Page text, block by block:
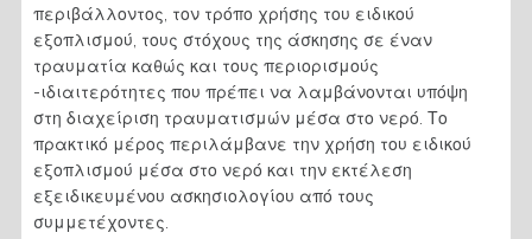
περιβάλλοντος, τον τρόπο χρήσης του ειδικού
εξοπλισμού, τους στόχους της άσκησης σε έναν
τραυματία καθώς και τους περιορισμούς
-ιδιαιτερότητες που πρέπει να λαμβάνονται υπόψη
στη διαχείριση τραυματισμών μέσα στο νερό. Το
πρακτικό μέρος περιλάμβανε την χρήση του ειδικού
εξοπλισμού μέσα στο νερό και την εκτέλεση
εξειδικευμένου ασκησιολογίου από τους
συμμετέχοντες.